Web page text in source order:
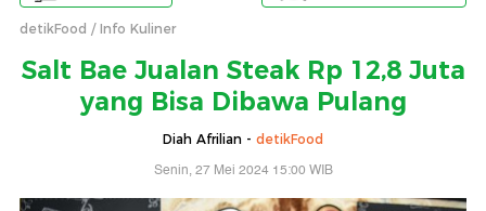
detikFood Info Kuliner
Salt Bae Jualan Steak Rp 12,8 Juta
yang Bisa Dibawa Pulang
Diah Afrilian - detikFood
Senin, 27 Mei 2024 15:00 WIB